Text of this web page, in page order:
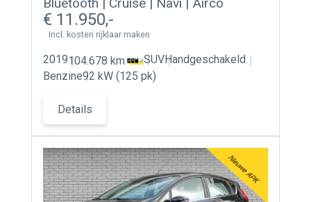
11.950
Incl. kosten rijklaar maken
2019104.678 km SUVHandgeschakeld
Benzine92 kW (125 pk)
Details